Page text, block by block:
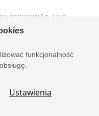
funkcjonalność
Ustawienia
branżowe Sp. z o.o.
MŚP